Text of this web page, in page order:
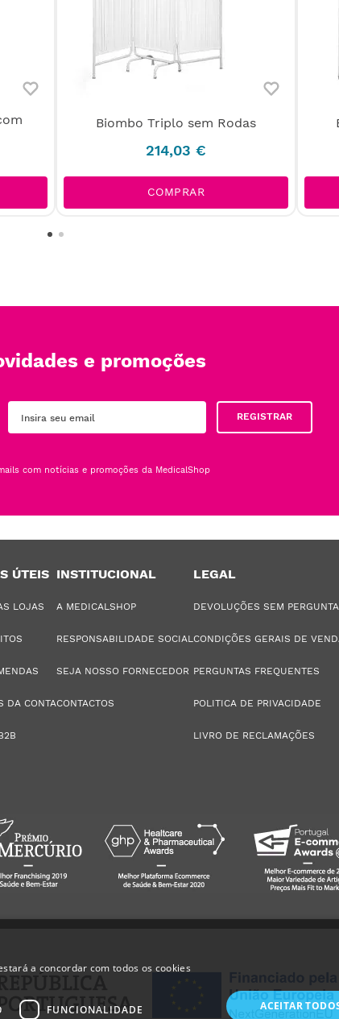
Biombo Triplo sem Rodas
214,03 €
COMPRAR
e promoções
REGISTRAR
com notícias e promoções da MedicalShop
ÚTEIS
LOJAS
DA CONTA
INSTITUCIONAL
A MEDICALSHOP
RESPONSABILIDADE SOCIAL
SEJA NOSSO FORNECEDOR
CONTACTOS
LEGAL
DEVOLUÇÕES SEM
CONDIÇÕES GERAIS DE
PERGUNTAS FREQUENTES
POLITICA DE PRIVACIDADE
LIVRO DE RECLAMAÇÕES
a concordar com todos os cookies
FUNCIONALIDADE ACEITAR